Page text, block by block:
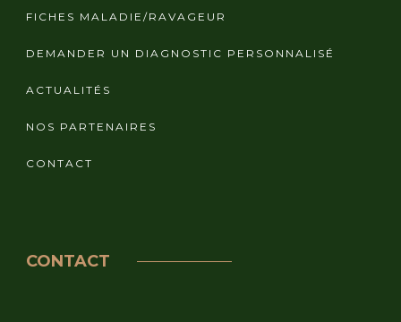
FICHES MALADIE/RAVAGEUR
DEMANDER UN DIAGNOSTIC PERSONNALISÉ
ACTUALITÉS
NOS PARTENAIRES
CONTACT
CONTACT